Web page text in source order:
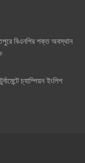
বিএনপির শক্ত অবস্থান
চ্যাম্পিয়ন ইংলিশ